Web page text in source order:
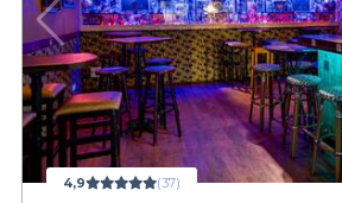
4,9 (37)